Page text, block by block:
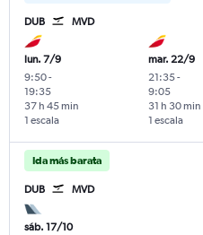
DUB MVD
lun. 7/9
9:50-
19:35
1 escala
37 h 45 min
mar. 22/9
21:35-
9:05
1 escala
31 h 30 min
Ida más barata
DUB MVD
sáb. 17/10